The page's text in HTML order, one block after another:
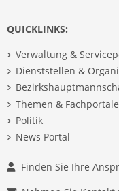
QUICKLINKS:
Verwaltung &
Dienststellen &
Themen & Fachportale
Politik
News Portal
Finden Sie Ihre